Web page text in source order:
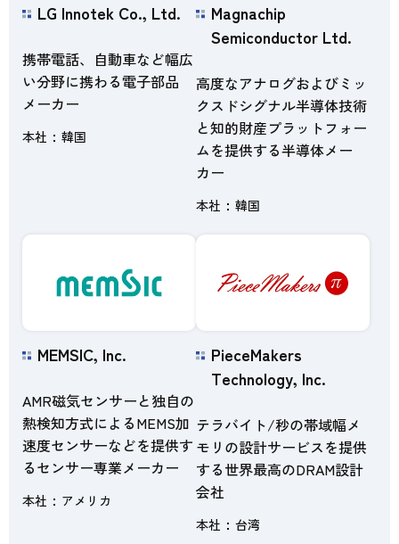
LG Innotek Co., Ltd.
本社 韓国
携帯電話、自動車など幅広
い分野に携わる電子部品
メーカー
Magnachip
Semiconductor Ltd.
本社 韓国
高度なアナログおよびミッ
クスドシグナル半導体技術
と知的財産プラットフォー
ムを提供する半導体メー
カー
MEMSIC, Inc.
本社 アメリカ
AMR磁気センサーと独自の
熱検知方式によるMEMS加
速度センサーなどを提供す
るセンサー専業メーカー
PieceMakers
Technology, Inc.
本社 台湾
テラバイト/秒の帯域幅メ
モリの設計サービスを提供
する世界最高のDRAM設計
会社